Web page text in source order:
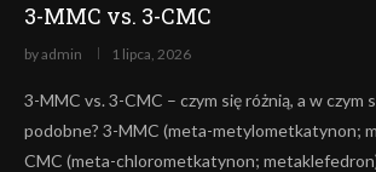
3-MMC vs. 3-CMC
byadmin 1 lipca, 2026
3-MMC vs. 3-CMC – czym się różnią, a w czym
podobne? 3-MMC (meta-metylometkatynon;
CMC (meta-chlorometkatynon;